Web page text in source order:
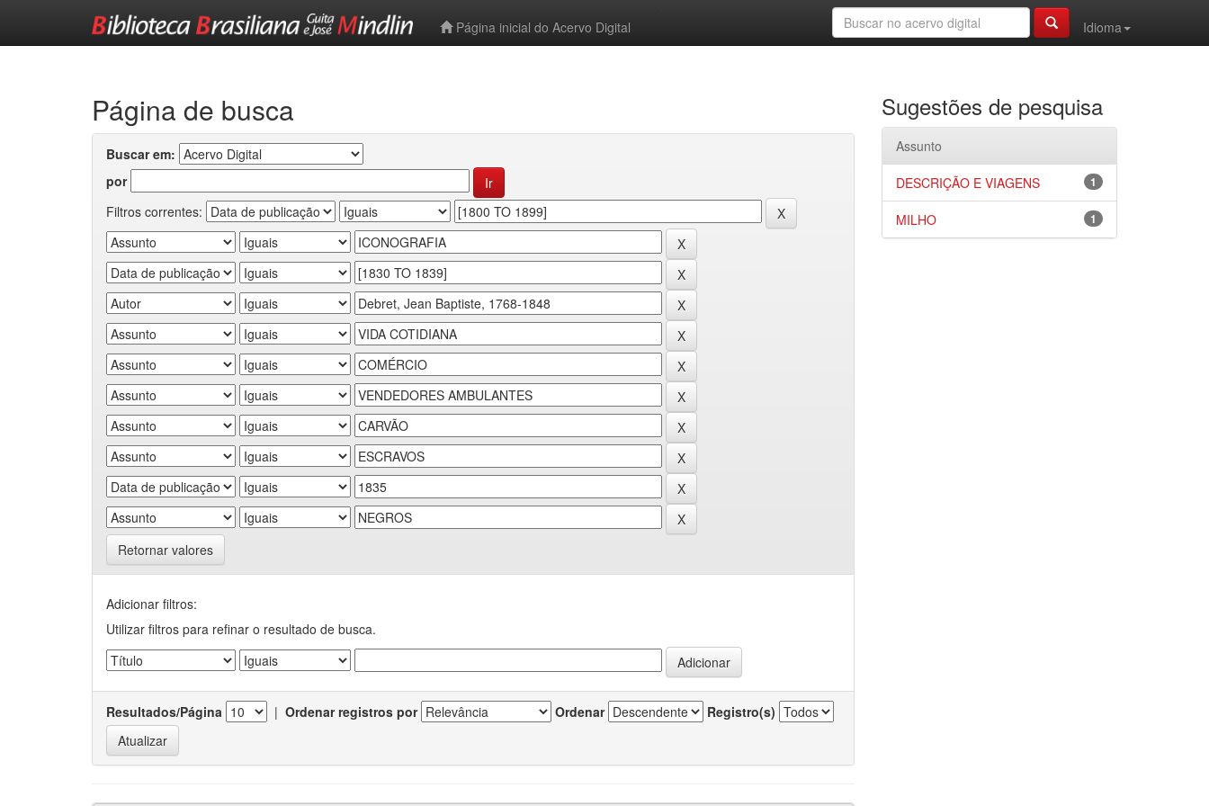
Página inicial do Acervo Digital
Idioma
Página de busca
Buscar em:
por
Filtros correntes:
Retornar valores
Adicionar filtros:
Utilizar filtros para refinar o resultado de busca.
Resultados/Página | Ordenar registros por Ordenar Registro(s)
Sugestões de pesquisa
Assunto
1
DESCRIÇÃO E VIAGENS
1
MILHO